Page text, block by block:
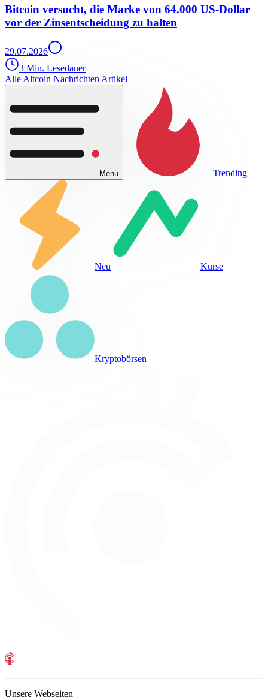
Bitcoin versucht, die Marke von 64.000 US-Dollar
vor der Zinsentscheidung zu halten
29.07.2026
3 Min. Lesedauer
Alle Altcoin Nachrichten Artikel
Menü Trending
Neu Kurse
Kryptobörsen
Unsere Webseiten